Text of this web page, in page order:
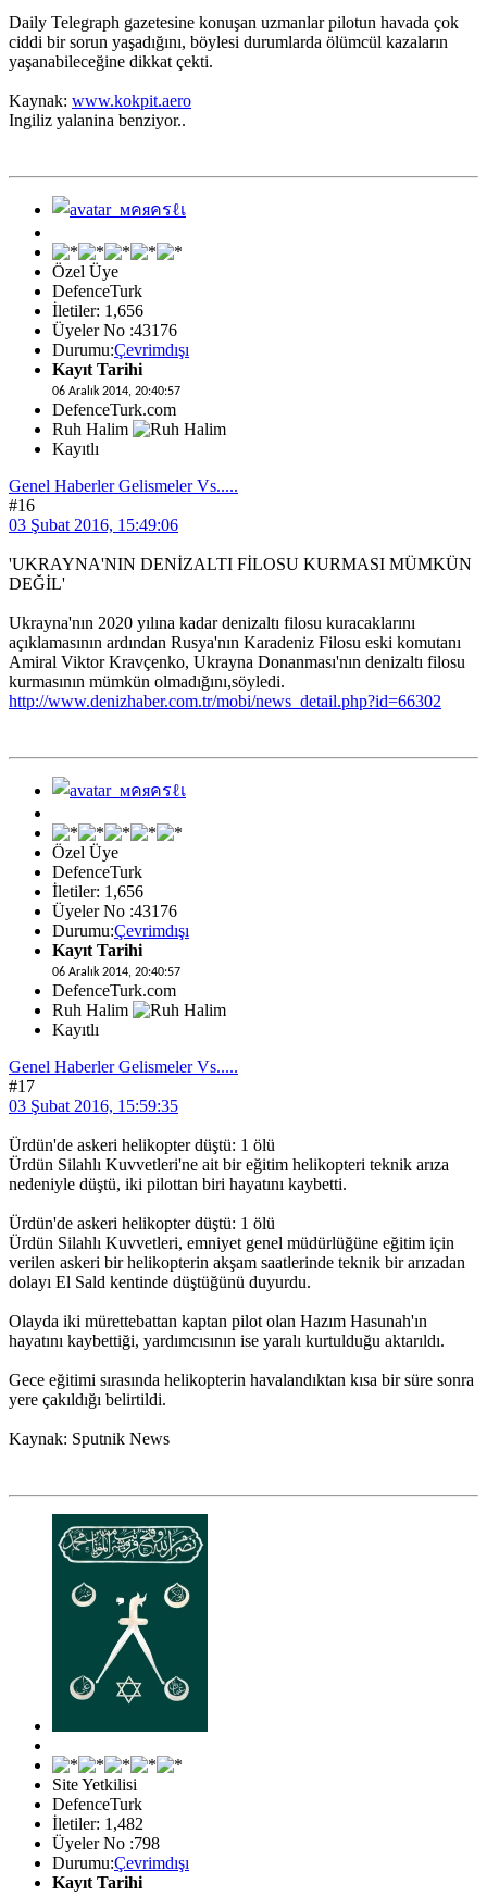
Daily Telegraph gazetesine konuşan uzmanlar pilotun havada çok
ciddi bir sorun yaşadığını, böylesi durumlarda ölümcül kazaların
yaşanabileceğine dikkat çekti.
Kaynak: www.kokpit.aero
Ingiliz yalanina benziyor..
Özel Üye
DefenceTurk
İletiler: 1,656
Üyeler No :43176
Durumu:Çevrimdışı
Kayıt Tarihi
06 Aralık 2014, 20:40:57
DefenceTurk.com
Ruh Halim
Kayıtlı
Genel Haberler Gelismeler Vs.....
#16
03 Şubat 2016, 15:49:06
'UKRAYNA'NIN DENİZALTI FİLOSU KURMASI MÜMKÜN
DEĞİL'
Ukrayna'nın 2020 yılına kadar denizaltı filosu kuracaklarını
açıklamasının ardından Rusya'nın Karadeniz Filosu eski komutanı
Amiral Viktor Kravçenko, Ukrayna Donanması'nın denizaltı filosu
kurmasının mümkün olmadığını,söyledi.
http://www.denizhaber.com.tr/mobi/news_detail.php?id=66302
Özel Üye
DefenceTurk
İletiler: 1,656
Üyeler No :43176
Durumu:Çevrimdışı
Kayıt Tarihi
06 Aralık 2014, 20:40:57
DefenceTurk.com
Ruh Halim
Kayıtlı
Genel Haberler Gelismeler Vs.....
#17
03 Şubat 2016, 15:59:35
Ürdün'de askeri helikopter düştü: 1 ölü
Ürdün Silahlı Kuvvetleri'ne ait bir eğitim helikopteri teknik arıza
nedeniyle düştü, iki pilottan biri hayatını kaybetti.
Ürdün'de askeri helikopter düştü: 1 ölü
Ürdün Silahlı Kuvvetleri, emniyet genel müdürlüğüne eğitim için
verilen askeri bir helikopterin akşam saatlerinde teknik bir arızadan
dolayı El Sald kentinde düştüğünü duyurdu.
Olayda iki mürettebattan kaptan pilot olan Hazım Hasunah'ın
hayatını kaybettiği, yardımcısının ise yaralı kurtulduğu aktarıldı.
Gece eğitimi sırasında helikopterin havalandıktan kısa bir süre sonra
yere çakıldığı belirtildi.
Kaynak: Sputnik News
Site Yetkilisi
DefenceTurk
İletiler: 1,482
Üyeler No :798
Durumu:Çevrimdışı
Kayıt Tarihi